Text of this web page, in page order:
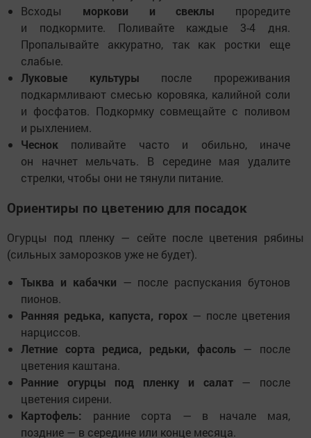
Всходы моркови и свеклы проредите
и подкормите. Поливайте каждые 3-4 дня.
Пропалывайте аккуратно, так как ростки еще
слабые.
Луковые культуры после прореживания
подкармливают смесью коровяка, калийной соли
и фосфатов. Подкормку совмещайте с поливом
и рыхлением.
Чеснок поливайте часто и обильно, иначе
он начнет мельчать. В середине мая удалите
стрелки, чтобы они не тянули питание.
Ориентиры по цветению для посадок
Огурцы под пленку — сейте после цветения рябины
(сильных заморозков уже не будет).
Тыква и кабачки — после распускания бутонов
пионов.
Ранняя редька, капуста, горох — после цветения
нарциссов.
Летние сорта редиса, редьки, фасоль— после
цветения каштана.
Ранние огурцы под пленку и салат — после
цветения сирени.
Картофель: ранние сорта — в начале мая,
поздние — в середине или конце месяца.